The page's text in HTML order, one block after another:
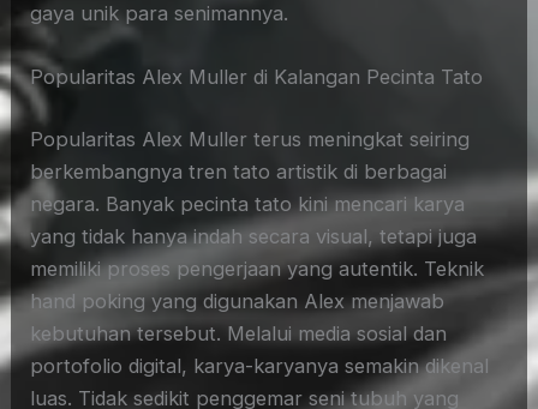
gaya unik para senimannya.
Popularitas Alex Muller di Kalangan Pecinta Tato
Popularitas Alex Muller terus meningkat seiring
berkembangnya tren tato artistik di berbagai
negara. Banyak pecinta tato kini mencari karya
yang tidak hanya indah secara visual, tetapi juga
memiliki proses pengerjaan yang autentik. Teknik
hand poking yang digunakan Alex menjawab
kebutuhan tersebut. Melalui media sosial dan
portofolio digital, karya-karyanya semakin dikenal
luas. Tidak sedikit penggemar seni tubuh yang